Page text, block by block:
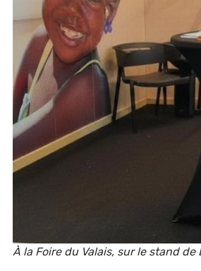
À la Foire du Valais, sur le stand de